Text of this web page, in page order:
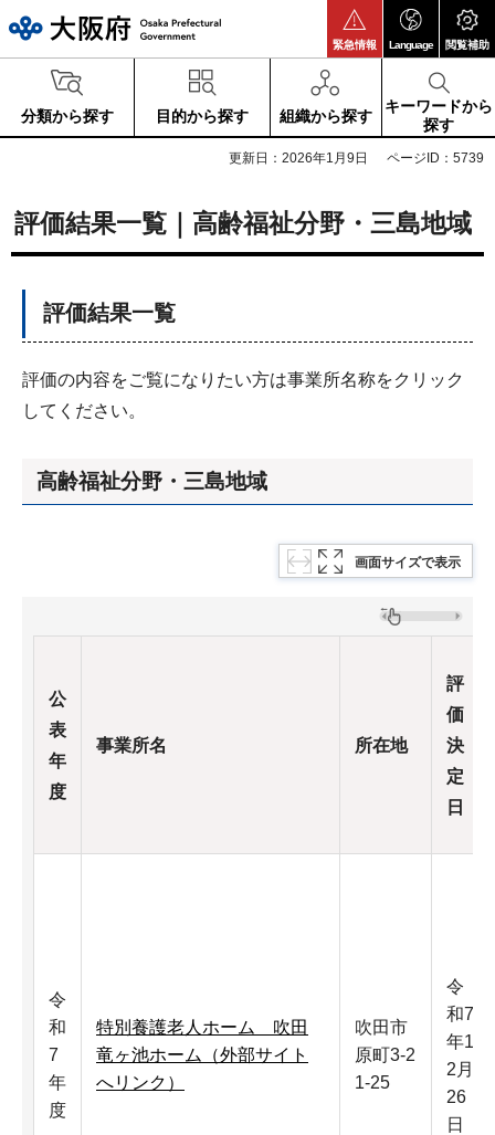
緊急情報 Language 閲覧補助
分類から探す 目的から探す 組織から探す
キーワードから
探す
更新日：2026年1月9日 ページID：5739
評価結果一覧｜高齢福祉分野・三島地域
評価結果一覧
評価の内容をご覧になりたい方は事業所名称をクリック
してください。
高齢福祉分野・三島地域
画面サイズで表示
公
表
年
度
事業所名 所在地
評
価
決
定
日
令
和
7
年
度
特別養護老人ホーム 吹田
竜ヶ池ホーム（外部サイト
へリンク）
吹田市
原町3-2
1-25
令
和7
年1
2月
26
日